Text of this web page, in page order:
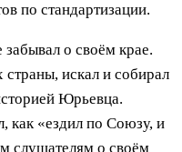
по стандартизации.
о своём крае.
страны, искал и собирал
Юрьевца.
как «ездил по Союзу, и
слушателям о своём